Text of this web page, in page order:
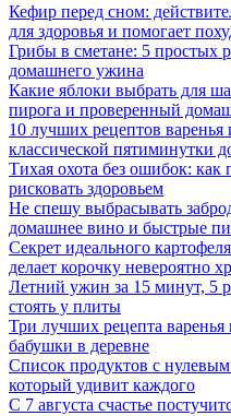
Кефир перед сном:
для здоровья и помогает
Грибы в сметане: 5 простых
домашнего ужина
Какие яблоки выбрать для
пирога и проверенный
10 лучших рецептов
классической пятиминутки
Тихая охота без ошибок: как
рисковать здоровьем
Не спешу выбрасывать
домашнее вино и быстрые
Секрет идеального
делает корочку невероятно
Летний ужин за 15 минут, 5
стоять у плиты
Три лучших рецепта
бабушки в деревне
Список продуктов с
который удивит каждого
С 7 августа счастье